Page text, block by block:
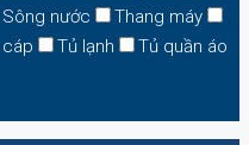
Sông nước
Thang máy
cáp Tủ lạnh
Tủ quần áo